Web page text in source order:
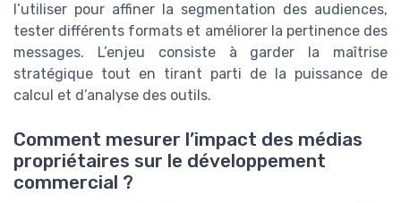
l’utiliser pour affiner la segmentation des audiences,
tester différents formats et améliorer la pertinence des
messages. L’enjeu consiste à garder la maîtrise
stratégique tout en tirant parti de la puissance de
calcul et d’analyse des outils.
Comment mesurer l’impact des médias
propriétaires sur le développement
commercial ?